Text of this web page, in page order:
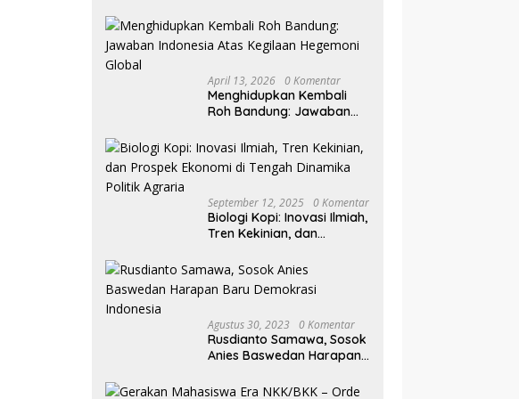
April 13, 2026 0 Komentar
Menghidupkan Kembali
Roh Bandung: Jawaban
Hegemoni Global
September 12, 2025 0 Komentar
Biologi Kopi: Inovasi Ilmiah,
Tren Kekinian, dan
Tengah Dinamika Politik
Agraria
Agustus 30, 2023 0 Komentar
Rusdianto Samawa, Sosok
Anies Baswedan Harapan